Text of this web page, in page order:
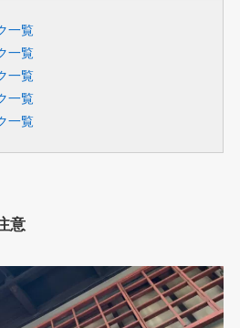
一覧
一覧
一覧
一覧
一覧
意